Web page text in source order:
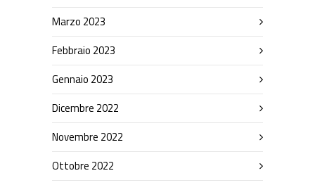
Marzo 2023
Febbraio 2023
Gennaio 2023
Dicembre 2022
Novembre 2022
Ottobre 2022